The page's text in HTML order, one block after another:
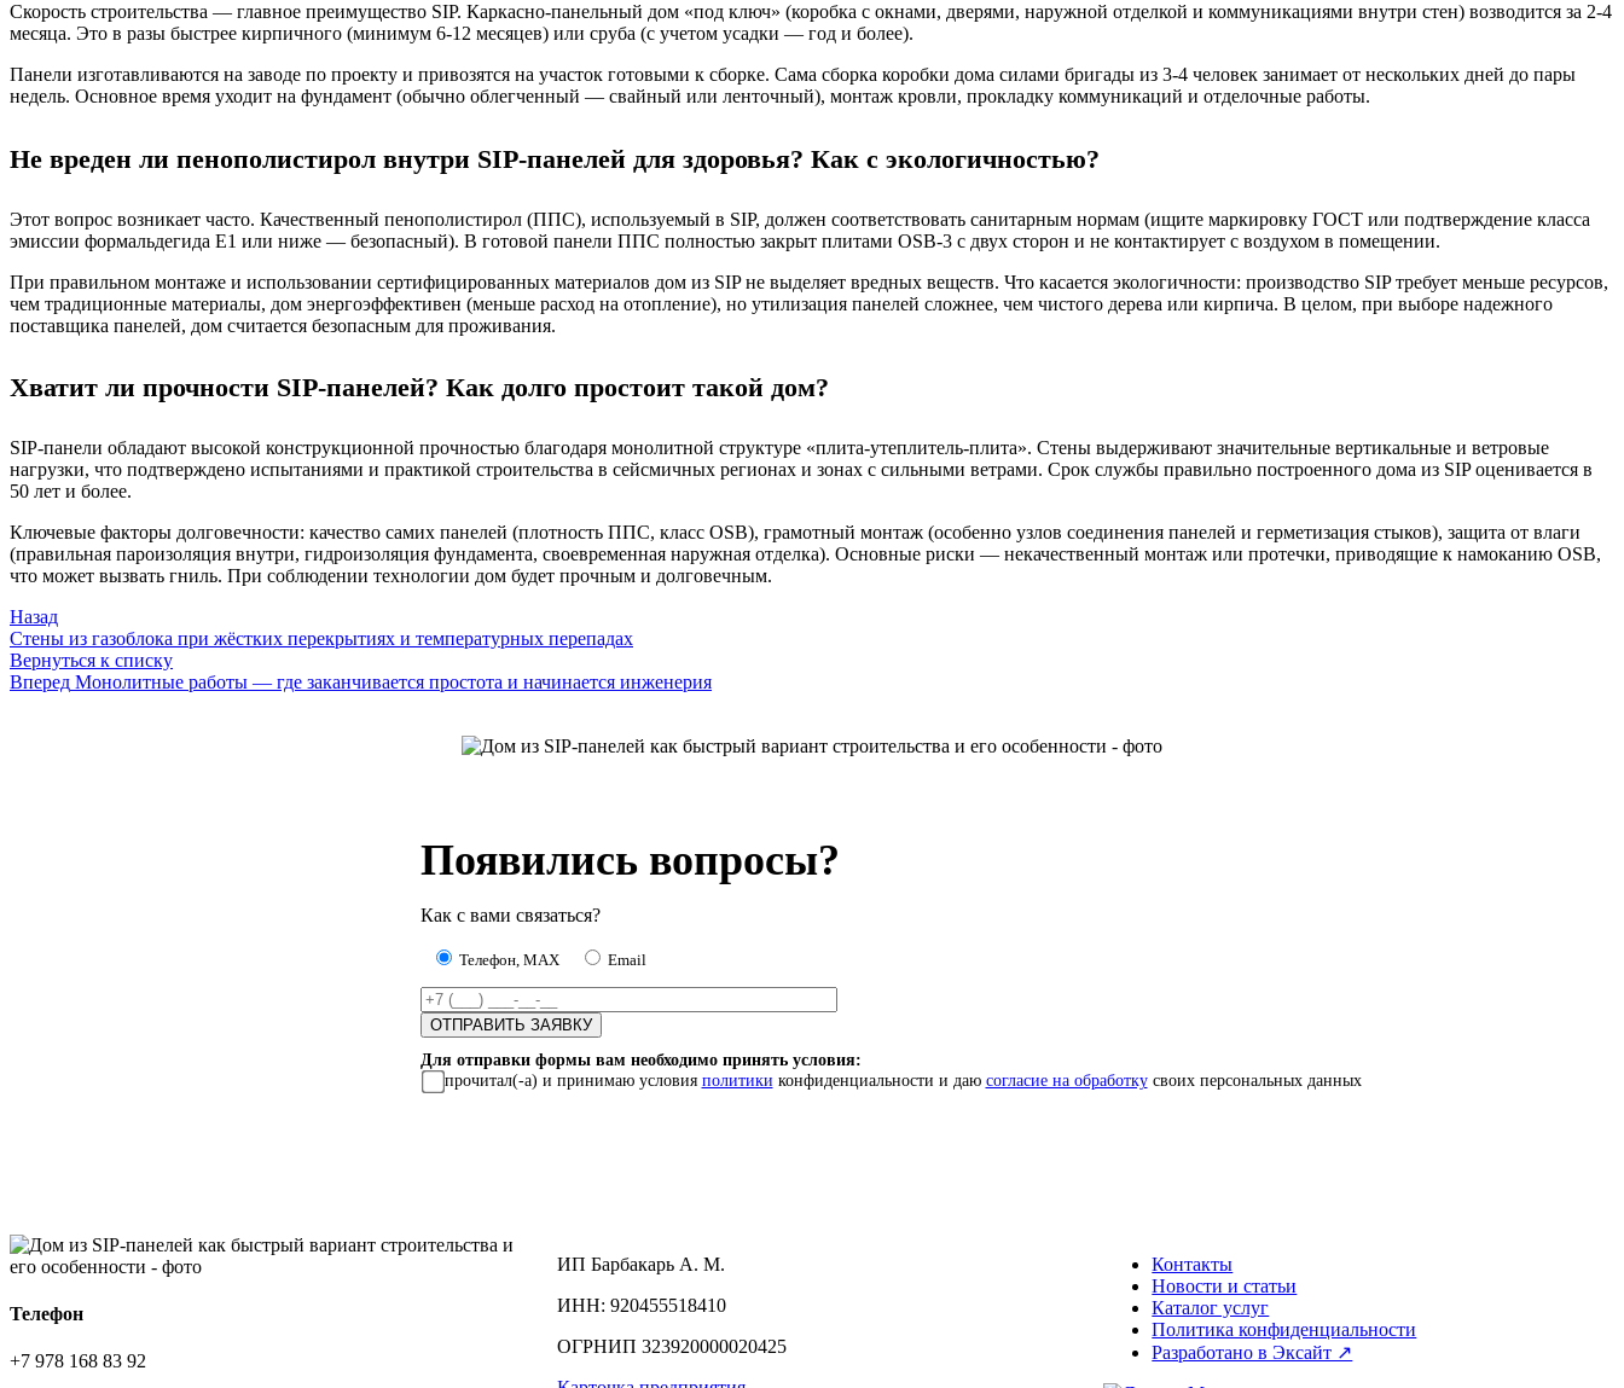
Скорость строительства — главное преимущество SIP. Каркасно-панельный дом «под ключ» (коробка с окнами, дверями, наружной отделкой и коммуникациями внутри стен) возводится за 2-4
месяца. Это в разы быстрее кирпичного (минимум 6-12 месяцев) или сруба (с учетом усадки — год и более).
Панели изготавливаются на заводе по проекту и привозятся на участок готовыми к сборке. Сама сборка коробки дома силами бригады из 3-4 человек занимает от нескольких дней до пары
недель. Основное время уходит на фундамент (обычно облегченный — свайный или ленточный), монтаж кровли, прокладку коммуникаций и отделочные работы.
Не вреден ли пенополистирол внутри SIP-панелей для здоровья? Как с экологичностью?
Этот вопрос возникает часто. Качественный пенополистирол (ППС), используемый в SIP, должен соответствовать санитарным нормам (ищите маркировку ГОСТ или подтверждение класса
эмиссии формальдегида Е1 или ниже — безопасный). В готовой панели ППС полностью закрыт плитами OSB-3 с двух сторон и не контактирует с воздухом в помещении.
При правильном монтаже и использовании сертифицированных материалов дом из SIP не выделяет вредных веществ. Что касается экологичности: производство SIP требует меньше ресурсов,
чем традиционные материалы, дом энергоэффективен (меньше расход на отопление), но утилизация панелей сложнее, чем чистого дерева или кирпича. В целом, при выборе надежного
поставщика панелей, дом считается безопасным для проживания.
Хватит ли прочности SIP-панелей? Как долго простоит такой дом?
SIP-панели обладают высокой конструкционной прочностью благодаря монолитной структуре «плита-утеплитель-плита». Стены выдерживают значительные вертикальные и ветровые
нагрузки, что подтверждено испытаниями и практикой строительства в сейсмичных регионах и зонах с сильными ветрами. Срок службы правильно построенного дома из SIP оценивается в
50 лет и более.
Ключевые факторы долговечности: качество самих панелей (плотность ППС, класс OSB), грамотный монтаж (особенно узлов соединения панелей и герметизация стыков), защита от влаги
(правильная пароизоляция внутри, гидроизоляция фундамента, своевременная наружная отделка). Основные риски — некачественный монтаж или протечки, приводящие к намоканию OSB,
что может вызвать гниль. При соблюдении технологии дом будет прочным и долговечным.
Назад
Стены из газоблока при жёстких перекрытиях и температурных перепадах
Вернуться к списку
Вперед Монолитные работы — где заканчивается простота и начинается инженерия
Появились вопросы?
Как с вами связаться?
Телефон, MAX Email
Для отправки формы вам необходимо принять условия:
прочитал(-а) и принимаю условия политики конфиденциальности и даю согласие на обработкусвоих персональных данных
Телефон
+7 978 168 83 92
ИП Барбакарь А. М.
ИНН: 920455518410
ОГРНИП 323920000020425
Контакты
Новости и статьи
Каталог услуг
Политика конфиденциальности
Разработано в Эксайт ↗